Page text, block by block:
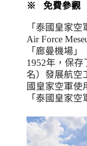
※ 免費參觀
「泰國皇家
Air Force
「廊曼機場
1952年，保存
名）發展航空
國皇家空軍使
「泰國皇家